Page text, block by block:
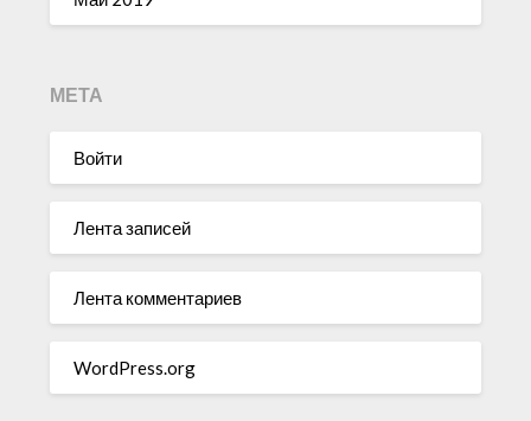
МЕТА
Войти
Лента записей
Лента комментариев
WordPress.org